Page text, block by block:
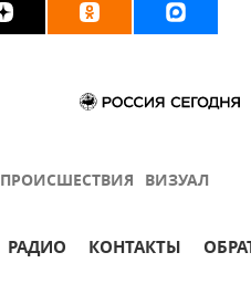
ПРОИСШЕСТВИЯ ВИЗУАЛ
РАДИО КОНТАКТЫ